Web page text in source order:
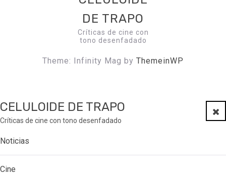
DE TRAPO
Críticas de cine con
tono desenfadado
Theme: Infinity Mag by ThemeinWP
CELULOIDE DE TRAPO
Críticas de cine con tono desenfadado
Noticias
Cine